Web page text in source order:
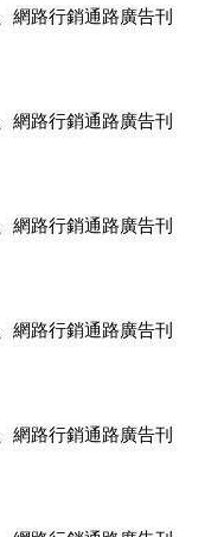
網路行銷通路廣告刊
全面優惠中....
網路行銷通路廣告刊
全面優惠中....
網路行銷通路廣告刊
全面優惠中....
網路行銷通路廣告刊
全面優惠中....
網路行銷通路廣告刊
全面優惠中....